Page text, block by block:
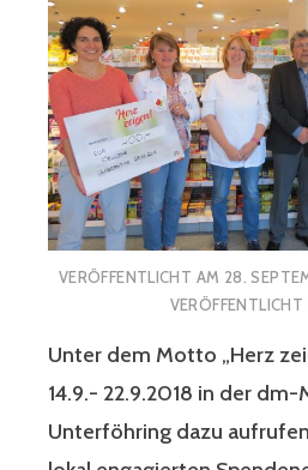
VERÖFFENTLICHT AM 28.
VERÖFFENTLICHT
Unter dem Motto „Herz
14.9.- 22.9.2018 in der dm-
Unterföhring dazu